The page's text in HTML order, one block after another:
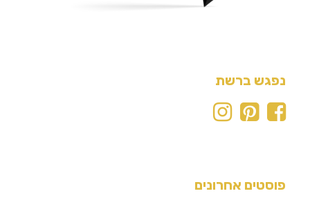
נפגש ברשת
פוסטים אחרונים